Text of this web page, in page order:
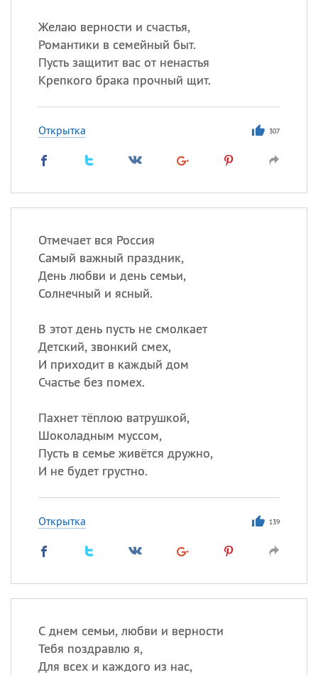
Желаю верности и счастья,
Романтики в семейный быт.
Пусть защитит вас от ненастья
Крепкого брака прочный щит.
Открытка 307
Отмечает вся Россия
Самый важный праздник,
День любви и день семьи,
Солнечный и ясный.
В этот день пусть не смолкает
Детский, звонкий смех,
И приходит в каждый дом
Счастье без помех.
Пахнет тёплою ватрушкой,
Шоколадным муссом,
Пусть в семье живётся дружно,
И не будет грустно.
Открытка 139
С днем семьи, любви и верности
Тебя поздравлю я,
Для всех и каждого из нас,
Сегодня празднуют именины
Сергей, Теодор,